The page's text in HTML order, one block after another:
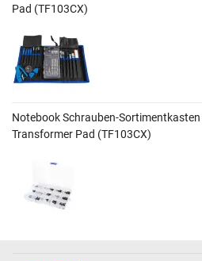
Pad (TF103CX)
Notebook Schrauben-
Transformer Pad (TF103CX)